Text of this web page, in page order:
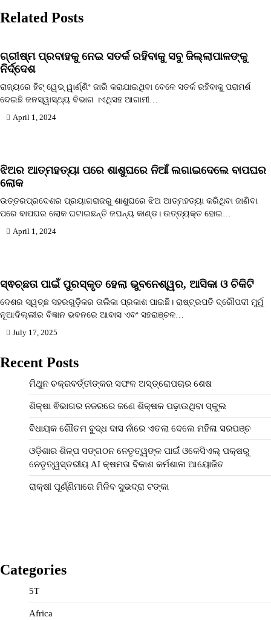
Related Posts
ଗ୍ରୀଷ୍ମ ପ୍ରବାହକୁ ନେଇ ସତର୍କ ରହିବାକୁ ସବୁ ଜିଲ୍ଲାପାଳଙ୍କୁ
ନିର୍ଦ୍ଦେଶ
ରାଜ୍ୟରେ ହିଟ୍ ୱେଭ୍ ୱାର୍ଣ୍ଣିଂ ଜାରି କରାଯାଇଥିବା ବେଳେ ସତର୍କ ରହିବାକୁ ପରାମର୍ଶ
ଦେଇଛି ଜନସ୍ୱାସ୍ଥ୍ୟ ବିଭାଗ ।ଏଥିସହ ଆଗାମୀ…
April 1, 2024
ଝିଅର ଆତ୍ମହତ୍ୟା ପରେ ଶାଶୁଘରେ ନିଆଁ ଲଗାଇଦେଲେ ବାପଘର
ଲୋକ
ଉତ୍ତରପ୍ରଦେଶର ପ୍ରୟାଗରାଜରୁ ଶାଶୁଘରେ ଝିଅ ଆତ୍ମହତ୍ୟା କରିଥିବା ଜାଣିବା
ପରେ ବାପଘର ଲୋକ ଘଟାଇଛନ୍ତି ଜଘନ୍ୟ କାଣ୍ଡ। ଉତ୍ତ୍ୟକ୍ତ ହୋଇ…
April 1, 2024
ସ୍ଵଚ୍ଛତା ପାଇଁ ପୁରସ୍କୃତ ହେଲା ଭୁବନେଶ୍ୱର, ଆସିକା ଓ ଚିକିଟି
ଦେଶର ସ୍ୱଚ୍ଛ ସହରଗୁଡ଼ିକର ତାଲିକା ପ୍ରକାଶ ପାଇଛି। ରାଷ୍ଟ୍ରପତି ଦ୍ରୌପଦୀ ମୁର୍ମୁ
ନୂଆଦିଲ୍ଲୀର ବିଜ୍ଞାନ ଭବନରେ ଆବାସ ଏବଂ ସହରାଞ୍ଚଳ…
July 17, 2025
Recent Posts
ମିଥୁନ ଚକ୍ରବର୍ତ୍ତୀଙ୍କର ସଫଳ ଅସ୍ତ୍ରୋପଚାର ଶେଷ
ଶିକ୍ଷା ଵିଭାଗର ନଜରରେ ଜଣେ ଶିକ୍ଷକ ପଢ଼ାଉଥିବା ସ୍କୁଲ
ବିଧାୟକ ଗୌତମ ବୁଦ୍ଧ ଦାସ ନାଁରେ ଏତଲା ଦେଲେ ମହିଳା ସରପଞ୍ଚ
ଓଡ଼ିଶାର ଶିଳ୍ପ ସଙ୍ଗଠନ ନେତୃତ୍ୱଙ୍କ ପାଇଁ ଓକେସିଏଲ୍ ପକ୍ଷରୁ
ନେତୃତ୍ୱସ୍ତରୀୟ AI କ୍ଷମତା ବିକାଶ କର୍ମଶାଳା ଆୟୋଜିତ
ରାକ୍ଷୀ ପୂର୍ଣ୍ଣିମାରେ ମିଳିବ ସୁଭଦ୍ରା ଟଙ୍କା
Categories
5T
Africa